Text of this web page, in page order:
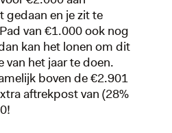
gedaan en je zit te
van €1.000 ook nog
kan het lonen om dit
van het jaar te doen.
boven de €2.901
aftrekpost van (28%